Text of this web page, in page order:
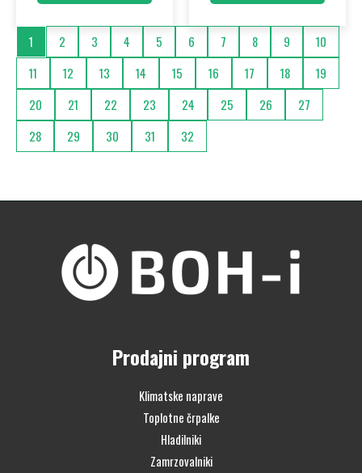
1 2 3 4 5 6 7 8 9
10
11
12 13 14 15 16 17 18
19
20
21 22 23 24 25 26
27
28
29 30 31 32
Prodajni program
Klimatske naprave
Toplotne črpalke
Hladilniki
Zamrzovalniki